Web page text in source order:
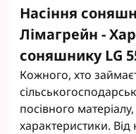
Насіння
Лімагрейн -
соняшнику LG
Кожного, хто
посівного
характеристики. Від